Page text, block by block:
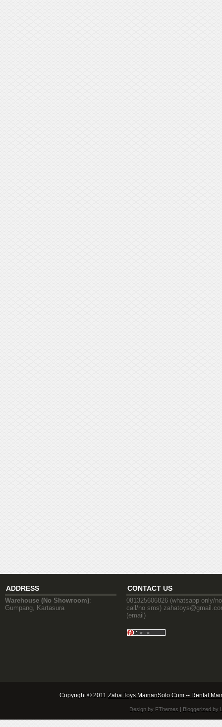
ADDRESS
Warehouse (No Showroom):
Gumpang, Kartasura
CONTACT US
081325606826 (whatsapp only/no
call/no sms)
(email)
Copyright © 2011 Zaha Toys MainanSolo.Com -- Rental
Design by FThemes | Bloggerized by